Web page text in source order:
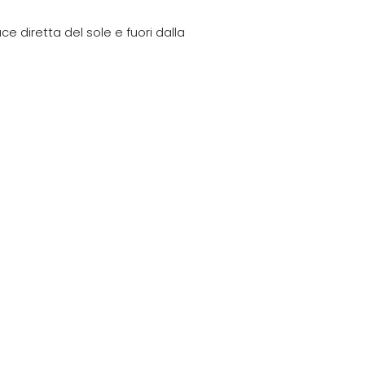
diretta del sole e fuori dalla